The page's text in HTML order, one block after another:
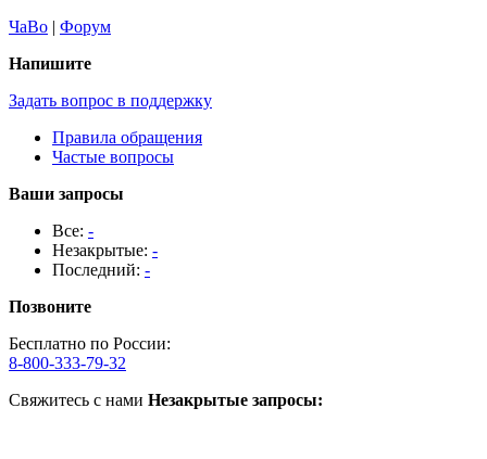
ЧаВо | Форум
Напишите
Задать вопрос в поддержку
Правила обращения
Частые вопросы
Ваши запросы
Все: -
Незакрытые: -
Последний: -
Позвоните
Бесплатно по России:
8-800-333-79-32
Свяжитесь с нами Незакрытые запросы: